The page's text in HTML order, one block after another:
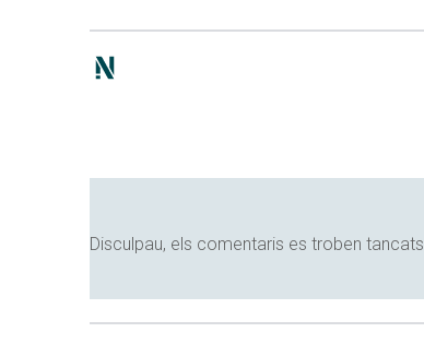
Disculpau, els comentaris es troben tancats